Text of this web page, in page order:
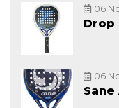
06
Drop
06